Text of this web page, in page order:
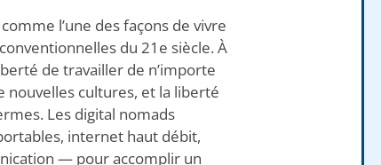
l’une des façons de vivre
du 21e siècle. À
de travailler de n’importe
nouvelles cultures, et la liberté
Les digital nomads
internet haut débit,
— pour accomplir un